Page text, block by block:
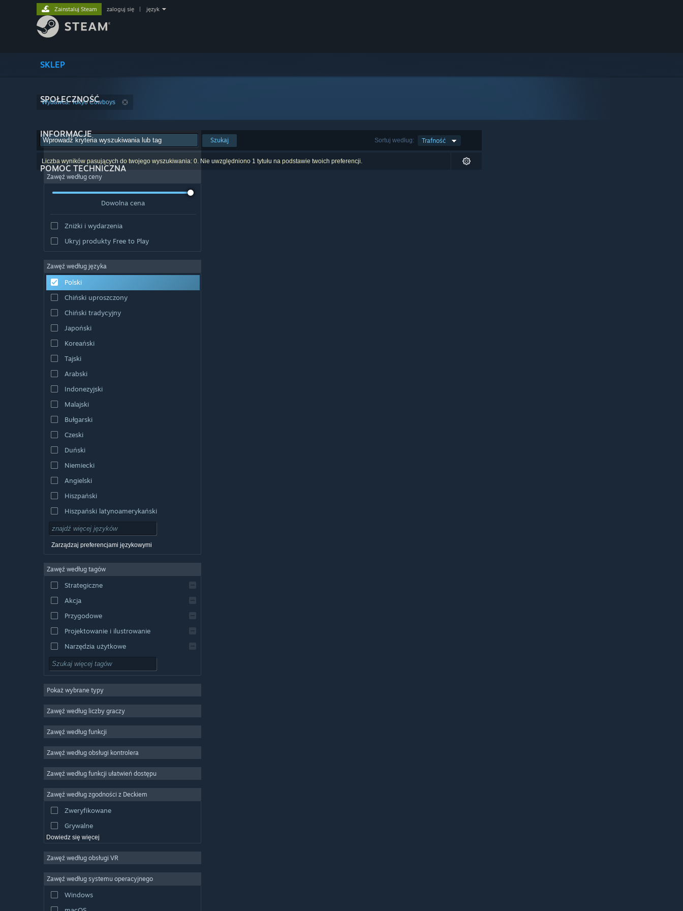
SKLEP
SPOŁECZNOŚĆ
INFORMACJE
POMOC TECHNICZNA
Zainstaluj Steam zaloguj się język
Wydawca: Tokyo Cowboys
Sortuj według: Trafność
Szukaj
Liczba wyników pasujących do twojego wyszukiwania: 0. Nie uwzględniono 1 tytułu na podstawie twoich preferencji.
Zawęź według ceny
Dowolna cena
Zniżki i wydarzenia
Ukryj produkty Free to Play
Zawęź według języka
Polski
Chiński uproszczony
Chiński tradycyjny
Japoński
Koreański
Tajski
Arabski
Indonezyjski
Malajski
Bułgarski
Czeski
Duński
Niemiecki
Angielski
Hiszpański
Hiszpański latynoamerykański
Zarządzaj preferencjami językowymi
Zawęź według tagów
Strategiczne
Akcja
Przygodowe
Projektowanie i ilustrowanie
Narzędzia użytkowe
Free to Play
MMO
Niezależne
Rekreacyjne
Symulatory
Obróbka filmów
Obróbka zdjęć
Pokaż wybrane typy
Zawęź według liczby graczy
Zawęź według funkcji
Zawęź według obsługi kontrolera
Zawęź według funkcji ułatwień dostępu
Zawęź według zgodności z Deckiem
Zweryfikowane
Grywalne
Dowiedz się więcej
Zawęź według obsługi VR
Zawęź według systemu operacyjnego
Windows